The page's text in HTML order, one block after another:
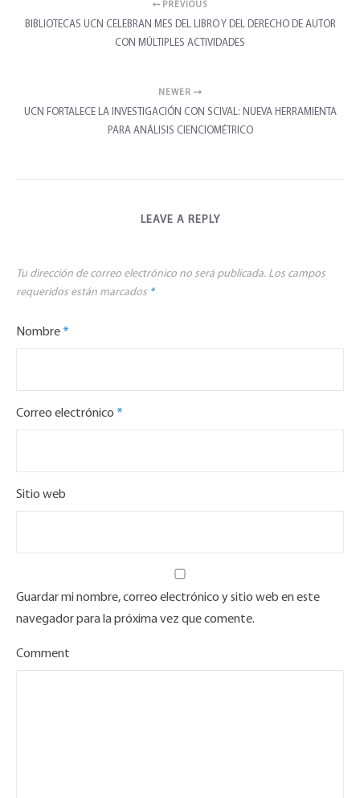
PREVIOUS
BIBLIOTECAS UCN CELEBRAN MES DEL LIBRO Y DEL DERECHO DE AUTOR
CON MÚLTIPLES ACTIVIDADES
NEWER
UCN FORTALECE LA INVESTIGACIÓN CON SCIVAL: NUEVA HERRAMIENTA
PARA ANÁLISIS CIENCIOMÉTRICO
LEAVE A REPLY
Tu dirección de correo electrónico no será publicada. Los campos
requeridos están marcados *
Nombre *
Correo electrónico *
Sitio web
Guardar mi nombre, correo electrónico y sitio web en este
navegador para la próxima vez que comente.
Comment